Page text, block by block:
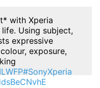
with Xperia
Using subject,
expressive
exposure,
#SonyXperia